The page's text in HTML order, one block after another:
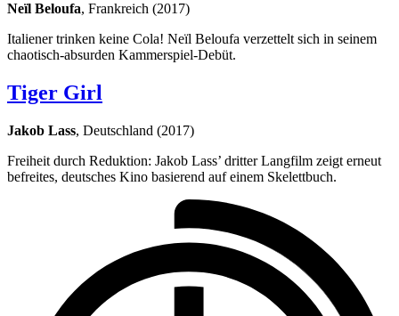
Neïl Beloufa, Frankreich (2017)
Italiener trinken keine Cola! Neïl Beloufa verzettelt sich in seinem
chaotisch-absurden Kammerspiel-Debüt.
Tiger Girl
Jakob Lass, Deutschland (2017)
Freiheit durch Reduktion: Jakob Lass’ dritter Langfilm zeigt erneut
befreites, deutsches Kino basierend auf einem Skelettbuch.